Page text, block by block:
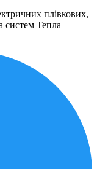
плівкових,
систем Тепла